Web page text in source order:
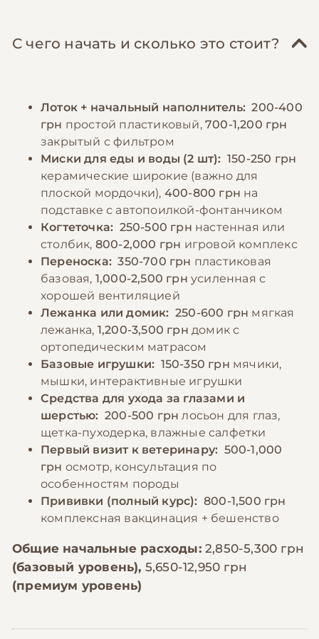
короткошерстных кошек. Особое внимание
🎁 −10% на зоотовары
По промокоду E-PET
(курица, индейка, кролик), можно добавлять
суточную норму на 3-4 небольших порции.
Необходимо обеспечить постоянный доступ
к свежей воде, при этом миска должна быть
достаточно широкой, чтобы усы кошки не
касались краев при питье.
🎁 −10% на зоотовары
По промокоду E-PET
С чего начать и сколько это стоит?
Лоток + начальный наполнитель: 200-400
грн простой пластиковый,700-1,200 грн
закрытый с фильтром
Миски для еды и воды (2 шт): 150-250 грн
керамические широкие (важно для
плоской мордочки), 400-800 грн на
подставке с автопоилкой-фонтанчиком
Когтеточка: 250-500 грн настенная или
столбик, 800-2,000 грн игровой комплекс
Переноска: 350-700 грн пластиковая
базовая, 1,000-2,500 грн усиленная с
хорошей вентиляцией
Лежанка или домик: 250-600 грн мягкая
лежанка, 1,200-3,500 грн домик с
ортопедическим матрасом
Базовые игрушки: 150-350 грн мячики,
мышки, интерактивные игрушки
Средства для ухода за глазами и
шерстью: 200-500 грн лосьон для глаз,
щетка-пуходерка, влажные салфетки
Первый визит к ветеринару: 500-1,000
грн осмотр, консультация по
особенностям породы
Прививки (полный курс): 800-1,500 грн
комплексная вакцинация + бешенство
Общие начальные расходы: 2,850-5,300 грн
(базовый уровень), 5,650-12,950 грн
(премиум уровень)